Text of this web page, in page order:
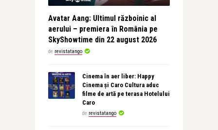
Avatar Aang: Ultimul războinic al
aerului – premiera în România pe
SkyShowtime din 22 august 2026
de revistatango
Cinema în aer liber: Happy
Cinema și Caro Cultura aduc
filme de artă pe terasa Hotelului
Caro
de revistatango